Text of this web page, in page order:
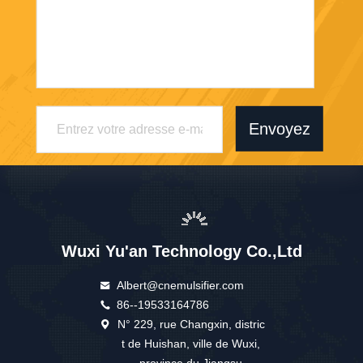
Envoyez
Wuxi Yu'an Technology Co.,Ltd
Albert@cnemulsifier.com
86--19533164786
N° 229, rue Changxin, distric
t de Huishan, ville de Wuxi,